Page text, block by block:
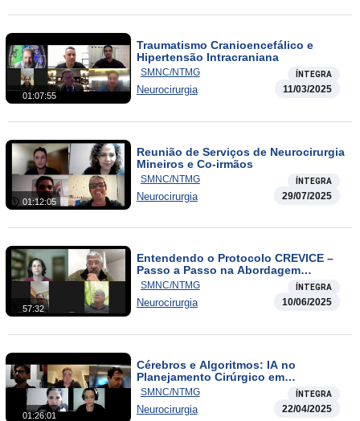
01:07:55
Traumatismo Cranioencefálico e
Hipertensão Intracraniana
SMNC/NTMG ÍNTEGRA
Neurocirurgia 11/03/2025
01:12:05
Reunião de Serviços de Neurocirurgia
Mineiros e Co-irmãos
SMNC/NTMG ÍNTEGRA
Neurocirurgia 29/07/2025
57:32
Entendendo o Protocolo CREVICE –
Passo a Passo na Abordagem
Inteligente ao TCE
SMNC/NTMG ÍNTEGRA
Neurocirurgia 10/06/2025
01:26:01
Cérebros e Algoritmos: IA no
Planejamento Cirúrgico em
Neurocirurgia
SMNC/NTMG ÍNTEGRA
Neurocirurgia 22/04/2025